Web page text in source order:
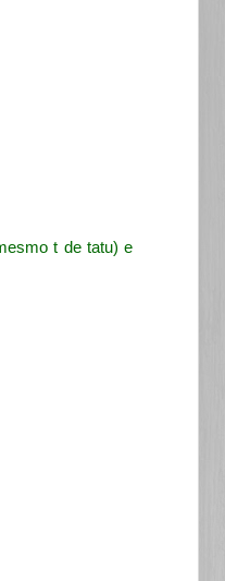
t de tatu) e